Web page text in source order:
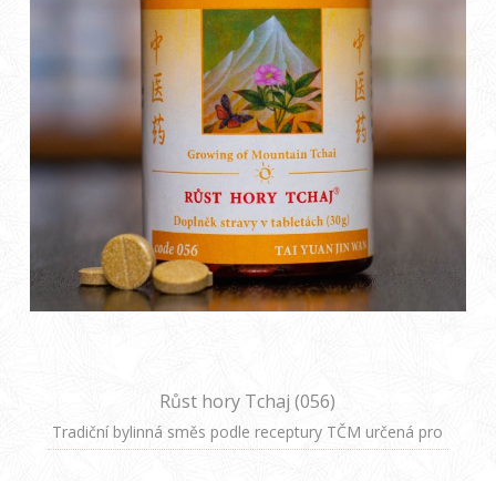
Růst hory Tchaj (056)
Tradiční bylinná směs podle receptury TČM určená pro
ženy v období těhotenství. Napomáhá harmonizaci